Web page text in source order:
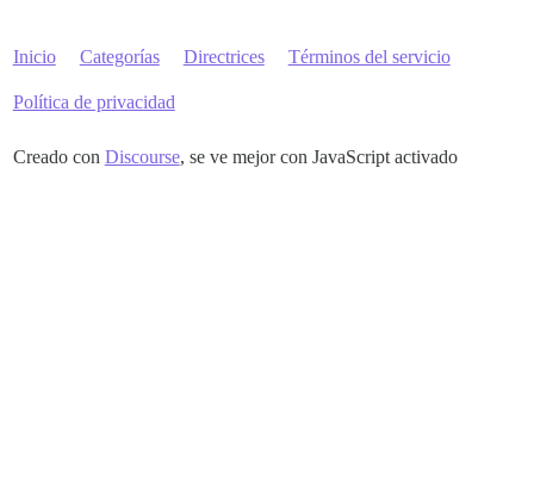
Inicio Categorías Directrices Términos del servicio
Política de privacidad
Creado con Discourse, se ve mejor con JavaScript activado